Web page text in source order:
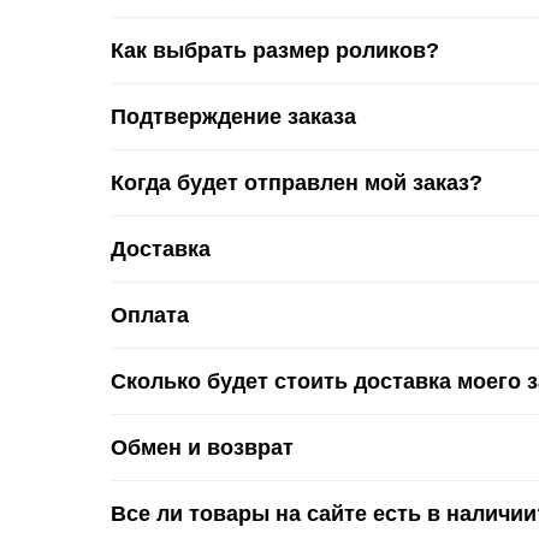
Как выбрать размер роликов?
Подтверждение заказа
Когда будет отправлен мой заказ?
Доставка
Оплата
Сколько будет стоить доставка моего
Обмен и возврат
Все ли товары на сайте есть в